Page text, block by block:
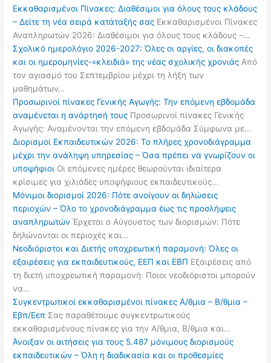
Εκκαθαρισμένοι Πίνακες: Διαθέσιμοι για όλους τους κλάδους
– Δείτε τη νέα σειρά κατάταξής σας Εκκαθαρισμένοι Πίνακες
Αναπληρωτών 2026: Διαθέσιμοι για όλους τους κλάδους –…
Σχολικό ημερολόγιο 2026-2027: Όλες οι αργίες, οι διακοπές
και οι ημερομηνίες-«κλειδιά» της νέας σχολικής χρονιάς Από
τον αγιασμό του Σεπτεμβρίου μέχρι τη λήξη των
μαθημάτων…
Προσωρινοί πίνακες Γενικής Αγωγής: Την επόμενη εβδομάδα
αναμένεται η ανάρτησή τους Προσωρινοί πίνακες Γενικής
Αγωγής: Αναμένονται την επόμενη εβδομάδα Σύμφωνα με…
Διορισμοί Εκπαιδευτικών 2026: Το πλήρες χρονοδιάγραμμα
μέχρι την ανάληψη υπηρεσίας – Όσα πρέπει να γνωρίζουν οι
υποψήφιοι Οι επόμενες ημέρες θεωρούνται ιδιαίτερα
κρίσιμες για χιλιάδες υποψήφιους εκπαιδευτικούς…
Μόνιμοι διορισμοί 2026: Πότε ανοίγουν οι δηλώσεις
περιοχών – Όλο το χρονοδιάγραμμα έως τις προσλήψεις
αναπληρωτών Έρχεται ο Αύγουστος των διορισμών: Πότε
δηλώνονται οι περιοχές και…
Νεοδιόριστοι και Διετής υποχρεωτική παραμονή: Όλες οι
εξαιρέσεις για εκπαιδευτικούς, ΕΕΠ και ΕΒΠ Εξαιρέσεις από
τη διετή υποχρεωτική παραμονή: Ποιοι νεοδιόριστοι μπορούν
να…
Συγκεντρωτικοί εκκαθαρισμένοι πίνακες Α/θμια – Β/θμια –
Εβπ/Εεπ Σας παραθέτουμε συγκεντρωτικούς
εκκαθαρισμένους πίνακες για την Α/θμια, Β/θμια και…
Άνοιξαν οι αιτήσεις για τους 5.487 μόνιμους διορισμούς
εκπαιδευτικών – Όλη η διαδικασία και οι προθεσμίες